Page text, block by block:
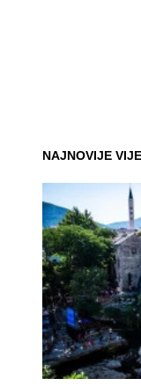
NAJNOVIJE